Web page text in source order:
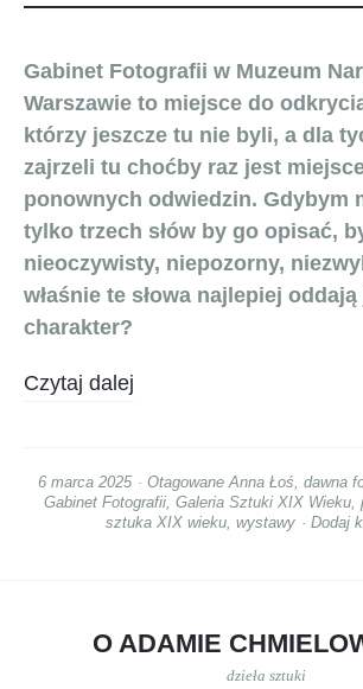
Gabinet Fotografii w Muzeum
Warszawie to miejsce do
którzy jeszcze tu nie byli, a dla
zajrzeli tu choćby raz jest
ponownych odwiedzin. Gdybym
tylko trzech słów by go opisać,
nieoczywisty, niepozorny,
właśnie te słowa najlepiej
charakter?
Czytaj dalej
6 marca 2025 OtagowaneAnna Łoś, dawna
Gabinet Fotografii, Galeria Sztuki XIX Wieku,
sztuka XIX wieku, wystawy Dodaj
O ADAMIE
dzieła sztuki